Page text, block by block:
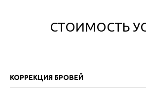
СТОИМОСТЬ
КОРРЕКЦИЯ БРОВЕЙ